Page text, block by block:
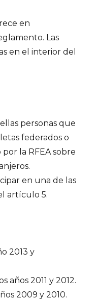
en
Las
en el interior del
personas que
federados o
la RFEA sobre
en una de las
artículo 5.
2013 y
años 2011 y 2012.
2009 y 2010.